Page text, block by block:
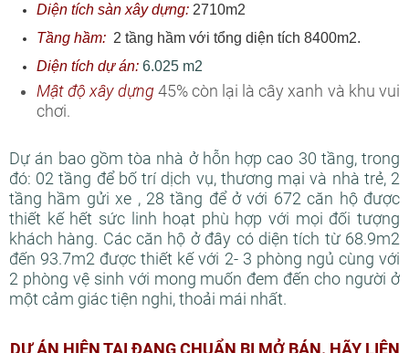
Diện tích sàn xây dựng: 2710m2
Tầng hầm: 2 tầng hầm với tổng diện tích 8400m2.
Diện tích dự án: 6.025 m2
Mật độ xây dựng 45% còn lại là cây xanh và khu vui
chơi.
Dự án bao gồm tòa nhà ở hỗn hợp cao 30 tầng, trong
đó: 02 tầng để bố trí dịch vụ, thương mại và nhà trẻ, 2
tầng hầm gửi xe , 28 tầng để ở với 672 căn hộ được
thiết kế hết sức linh hoạt phù hợp với mọi đối tượng
khách hàng. Các căn hộ ở đây có diện tích từ 68.9m2
đến 93.7m2 được thiết kế với 2- 3 phòng ngủ cùng với
2 phòng vệ sinh với mong muốn đem đến cho người ở
một cảm giác tiện nghi, thoải mái nhất.
DỰ ÁN HIỆN TẠI ĐANG CHUẨN BỊ MỞ BÁN. HÃY LIÊN